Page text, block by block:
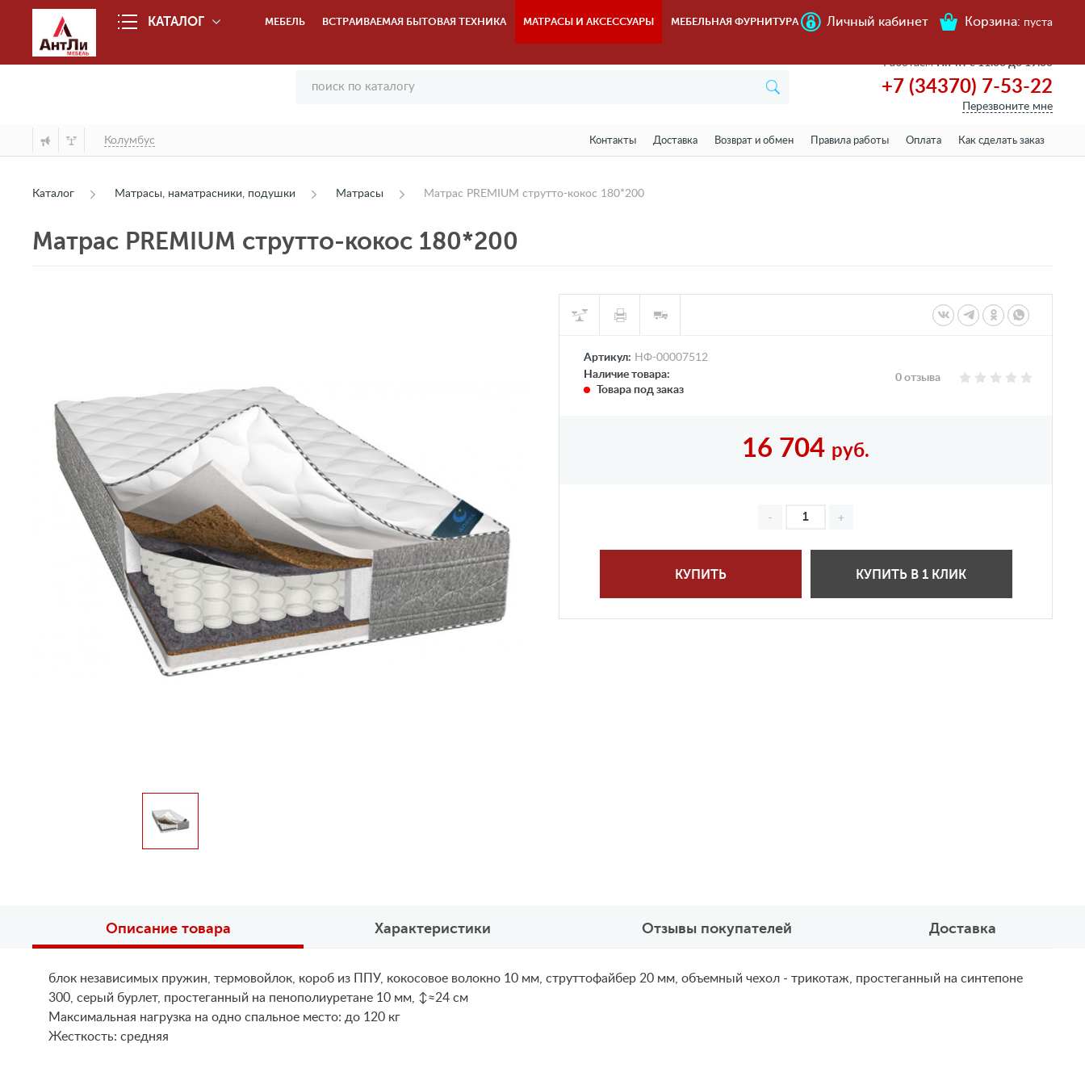
КАТАЛОГ МЕБЕЛЬ ВСТРАИВАЕМАЯ БЫТОВАЯ ТЕХНИКА МАТРАСЫ И АКСЕССУАРЫ МЕБЕЛЬНАЯ ФУРНИТУРА Личный кабинет Корзина: пуста
РаботаемПн-пт с 11.00 до 19.00
+7 (34370) 7-53-22
Перезвоните мне
Колумбус Контакты Доставка Возврат и обмен Правила работы Оплата Как сделать заказ
Каталог Матрасы, наматрасники, подушки Матрасы Матрас PREMIUM струтто-кокос 180*200
Матрас PREMIUM струтто-кокос 180*200
Артикул: НФ-00007512
Наличие товара:
Товара под заказ
0 отзыва
16 704 руб.
КУПИТЬ КУПИТЬ В 1 КЛИК
Описание товара Характеристики Отзывы покупателей Доставка
блок независимых пружин, термовойлок, короб из ППУ, кокосовое волокно 10 мм, струттофайбер 20 мм, объемный чехол - трикотаж, простеганный на синтепоне
300, серый бурлет, простеганный на пенополиуретане 10 мм, ↕≈24 см
Maксимальная нагрузка на одно спальное место: до 120 кг
Жесткость: средняя